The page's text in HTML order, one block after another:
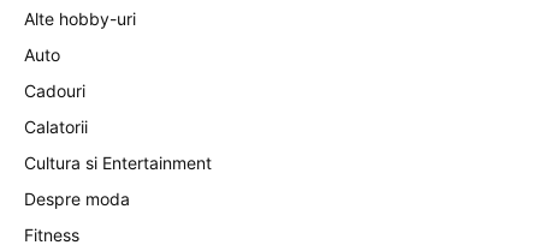
Alte hobby-uri
Auto
Cadouri
Calatorii
Cultura si Entertainment
Despre moda
Fitness